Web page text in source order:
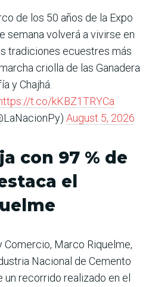
de los 50 años de la Expo
semana volverá a vivirse en
tradiciones ecuestres más
criolla de las Ganadera
y Chajhá.
t.co/kKBZ1TRYCa
August 5, 2026
con 97 % de
el
Comercio, Marco Riquelme,
Nacional de Cemento
un recorrido realizado en el